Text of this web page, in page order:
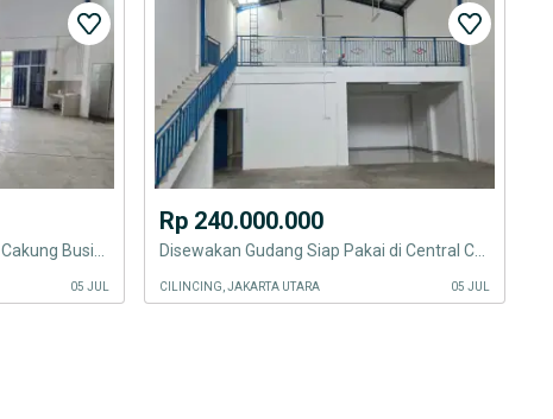
05 JUL
Rp 240.000.000
Disewakan Gudang Siap Pakai di Central Cakung Cilincing Jakarta
CILINCING, JAKARTA UTARA 05 JUL